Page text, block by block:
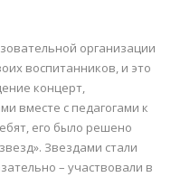
организации
воспитанников, и это
концерт,
вместе с педагогами к
его было решено
Звездами стали
– участвовали в